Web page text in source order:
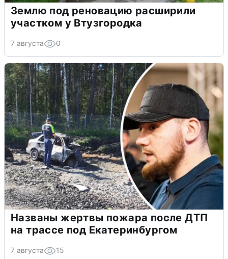
Землю под реновацию расширили
участком у Втузгородка
7 августа 0
Названы жертвы пожара после ДТП
на трассе под Екатеринбургом
7 августа 15